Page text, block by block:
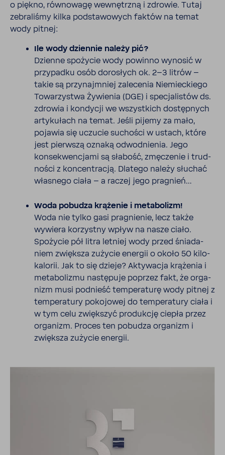
o piękno, równo­wagę wewnętrzną i zdrowie. Tutaj
zebra­liśmy kilka podsta­wo­wych faktów na temat
wody pitnej:
Ile wody dziennie należy pić?
Dzienne spożycie wody powinno wynosić w
przy­padku osób doro­słych ok. 2–3 litrów –
takie są przy­naj­mniej zale­cenia Niemiec­kiego
Towa­rzy­stwa Żywienia (DGE) i specja­li­stów ds.
zdrowia i kondycji we wszyst­kich dostęp­nych
arty­ku­łach na temat. Jeśli pijemy za mało,
pojawia się uczucie suchości w ustach, które
jest pierwszą oznaką odwod­nienia. Jego
konse­kwen­cjami są słabość, zmęczenie i trud­
ności z koncen­tracją. Dlatego należy słuchać
własnego ciała – a raczej jego pragnień…
Woda pobudza krążenie i meta­bo­lizm!
Woda nie tylko gasi pragnienie, lecz także
wywiera korzystny wpływ na nasze ciało.
Spożycie pół litra letniej wody przed śnia­da­
niem zwiększa zużycie energii o około 50 kilo­
ka­lorii. Jak to się dzieje? Akty­wacja krążenia i
meta­bo­lizmu nastę­puje poprzez fakt, że orga­
nizm musi podnieść tempe­ra­turę wody pitnej z
tempe­ra­tury poko­jowej do tempe­ra­tury ciała i
w tym celu zwięk­szyć produkcję ciepła przez
orga­nizm. Proces ten pobudza orga­nizm i
zwiększa zużycie energii.